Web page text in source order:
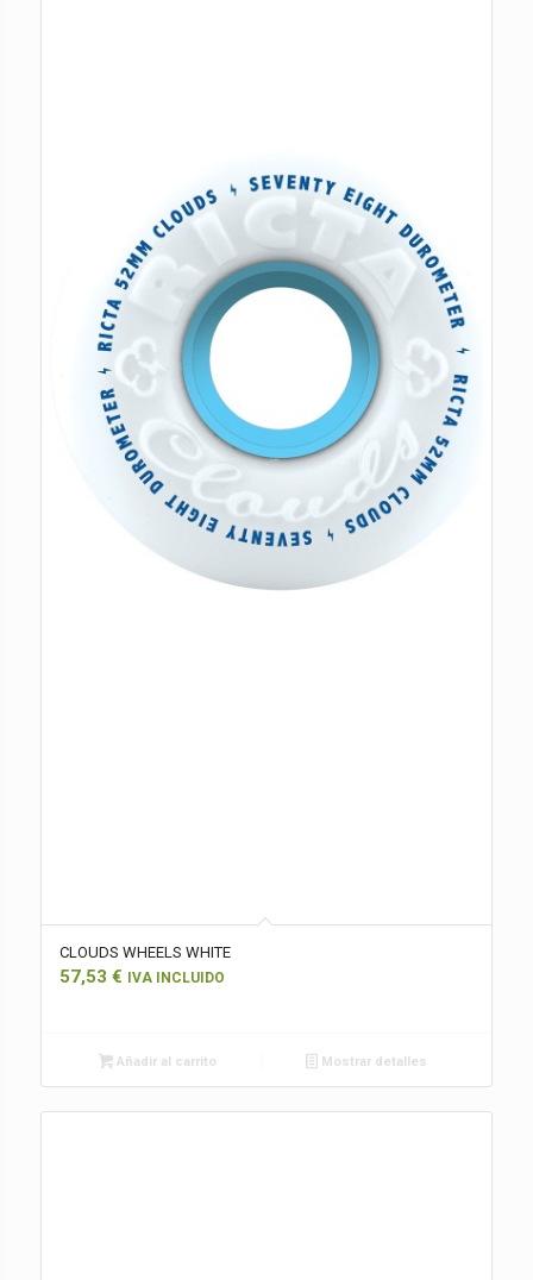
CLOUDS WHEELS WHITE
57,53 € IVA INCLUIDO
Añadir al carrito Mostrar detalles